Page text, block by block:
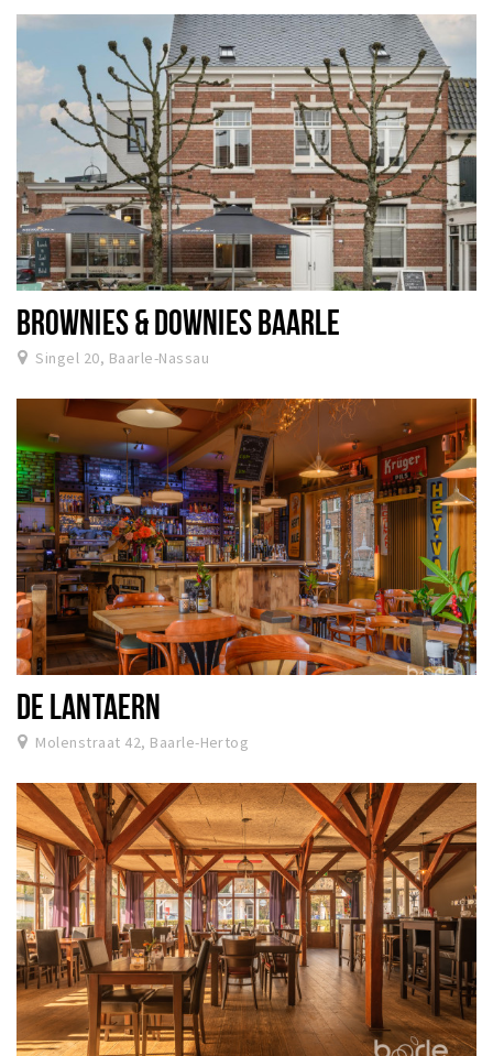
BROWNIES & DOWNIES BAARLE
Singel 20, Baarle-Nassau
DE LANTAERN
Molenstraat 42, Baarle-Hertog